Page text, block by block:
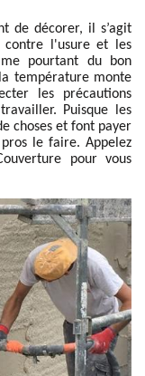
de décorer, il s’agit
contre l'usure et les
pourtant du bon
température monte
les précautions
Puisque les
choses et font payer
le faire. Appelez
pour vous